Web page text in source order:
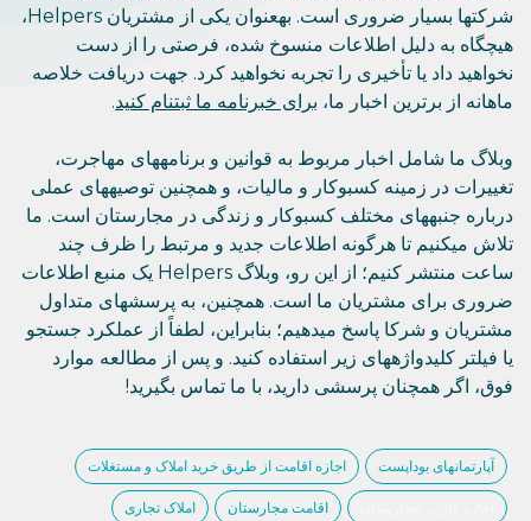
شرکتها بسیار ضروری است. بهعنوان یکی از مشتریان Helpers،
هیچگاه به دلیل اطلاعات منسوخ شده، فرصتی را از دست
نخواهید داد یا تأخیری را تجربه نخواهید کرد. جهت دریافت خلاصه
ماهانه از برترین اخبار ما، برای خبرنامه ما ثبتنام کنید.
وبلاگ ما شامل اخبار مربوط به قوانین و برنامههای مهاجرت،
تغییرات در زمینه کسبوکار و مالیات، و همچنین توصیههای عملی
درباره جنبههای مختلف کسبوکار و زندگی در مجارستان است. ما
تلاش میکنیم تا هرگونه اطلاعات جدید و مرتبط را ظرف چند
ساعت منتشر کنیم؛ از این رو، وبلاگ Helpers یک منبع اطلاعات
ضروری برای مشتریان ما است. همچنین، به پرسشهای متداول
مشتریان و شرکا پاسخ میدهیم؛ بنابراین، لطفاً از عملکرد جستجو
یا فیلتر کلیدواژههای زیر استفاده کنید. و پس از مطالعه موارد
فوق، اگر همچنان پرسشی دارید، با ما تماس بگیرید!
آپارتمانهای بوداپست اجازه اقامت از طریق خرید املاک و مستغلات
اقامت مجارستان املاک تجاری